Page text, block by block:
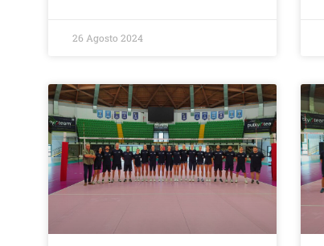
26 Agosto 2024